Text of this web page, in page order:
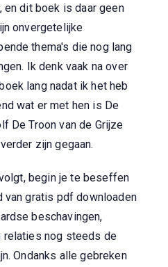
dit boek is daar geen
onvergetelijke
thema's die nog lang
Ik denk vaak na over
lang nadat ik het heb
wat er met hen is De
De Troon van de Grijze
zijn gegaan.
begin je te beseffen
gratis pdf downloaden
beschavingen,
nog steeds de
Ondanks alle gebreken